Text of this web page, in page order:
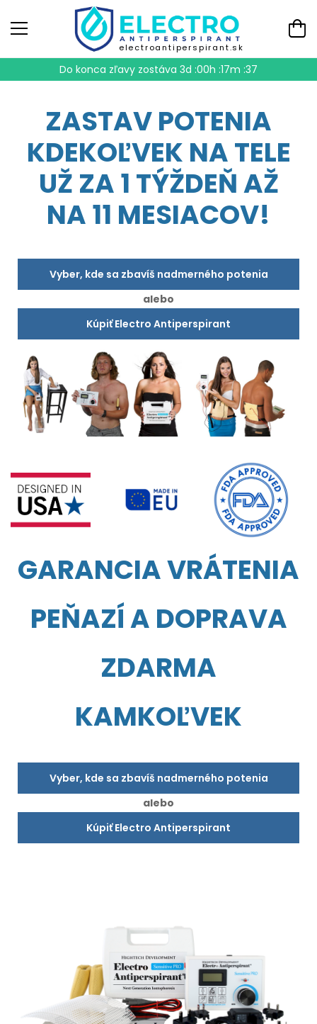
electroantiperspirant.sk
Do konca zľavy zostáva 3d :00h :17m :36
ZASTAV POTENIA
KDEKOĽVEK NA TELE
UŽ ZA 1 TÝŽDEŇ AŽ
NA 11 MESIACOV!
Vyber, kde sa zbavíš nadmerného potenia
alebo
Kúpiť Electro Antiperspirant
GARANCIA VRÁTENIA
PEŇAZÍ A DOPRAVA
ZDARMA
KAMKOĽVEK
Vyber, kde sa zbavíš nadmerného potenia
alebo
Kúpiť Electro Antiperspirant